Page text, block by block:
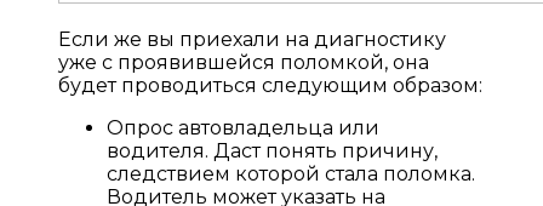
Если же вы приехали на диагностику
уже с проявившейся поломкой, она
будет проводиться следующим образом:
Опрос автовладельца или
водителя. Даст понять причину,
следствием которой стала поломка.
Водитель может указать на